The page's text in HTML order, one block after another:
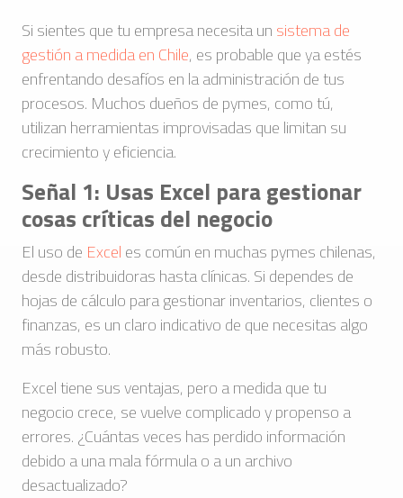
Si sientes que tu empresa necesita un sistema de
gestión a medida en Chile, es probable que ya estés
enfrentando desafíos en la administración de tus
procesos. Muchos dueños de pymes, como tú,
utilizan herramientas improvisadas que limitan su
crecimiento y eficiencia.
Señal 1: Usas Excel para gestionar
cosas críticas del negocio
El uso de Excel es común en muchas pymes chilenas,
desde distribuidoras hasta clínicas. Si dependes de
hojas de cálculo para gestionar inventarios, clientes o
finanzas, es un claro indicativo de que necesitas algo
más robusto.
Excel tiene sus ventajas, pero a medida que tu
negocio crece, se vuelve complicado y propenso a
errores. ¿Cuántas veces has perdido información
debido a una mala fórmula o a un archivo
desactualizado?